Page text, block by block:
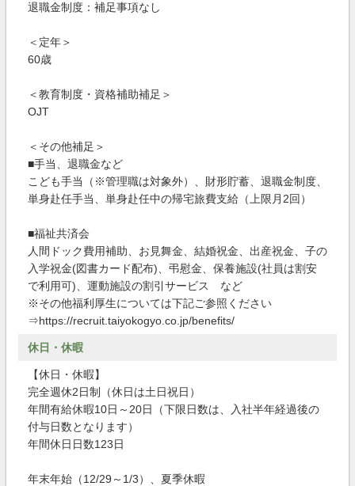
退職金制度：補足事項なし
＜定年＞
60歳
＜教育制度・資格補助補足＞
OJT
＜その他補足＞
■手当、退職金など
こども手当（※管理職は対象外）、財形貯蓄、退職金制度、
単身赴任手当、単身赴任中の帰宅旅費支給（上限月2回）
■福祉共済会
人間ドック費用補助、お見舞金、結婚祝金、出産祝金、子の
入学祝金(図書カード配布)、弔慰金、保養施設(社員は割安
で利用可)、運動施設の割引サービス など
※その他福利厚生については下記ご参照ください
⇒https://recruit.taiyokogyo.co.jp/benefits/
休日・休暇
【休日・休暇】
完全週休2日制（休日は土日祝日）
年間有給休暇10日～20日（下限日数は、入社半年経過後の
付与日数となります）
年間休日日数123日
年末年始（12/29～1/3）、夏季休暇